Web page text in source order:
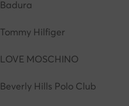
Badura
Tommy Hilfiger
LOVE MOSCHINO
Beverly Hills Polo Club